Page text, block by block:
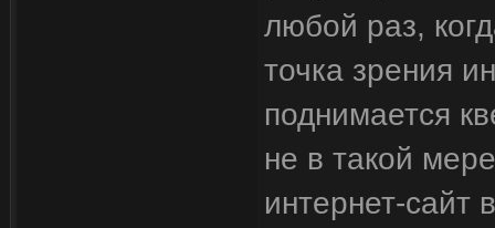
любой раз,
точка зрения
поднимается
не в такой
интернет-сайт